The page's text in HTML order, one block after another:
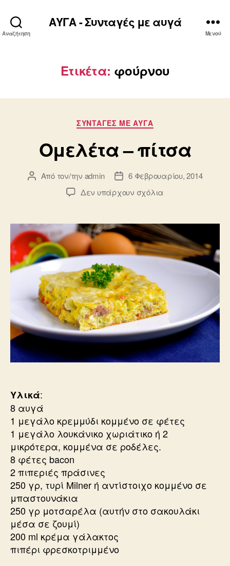
Αναζήτηση
ΑΥΓΑ - Συνταγές με αυγά
Μενού
Ετικέτα: φούρνου
Κατηγορίες
ΣΥΝΤΑΓΈΣ ΜΕ ΑΥΓΆ
Ομελέτα – πίτσα
Συντάκτης
Από τον/την admin
Ημ.
δημοσίευσης
6 Φεβρουαρίου, 2014
Δεν υπάρχουν σχόλια
πίτσα
Υλικά:
8 αυγά
1 μεγάλο κρεμμύδι κομμένο σε φέτες
1 μεγάλο λουκάνικο χωριάτικο ή 2
μικρότερα, κομμένα σε ροδέλες.
8 φέτες bacon
2 πιπεριές πράσινες
250 γρ, τυρί Milner ή αντίστοιχο κομμένο σε
μπαστουνάκια
250 γρ μοτσαρέλα (αυτήν στο σακουλάκι
μέσα σε ζουμί)
200 ml κρέμα γάλακτος
πιπέρι φρεσκοτριμμένο